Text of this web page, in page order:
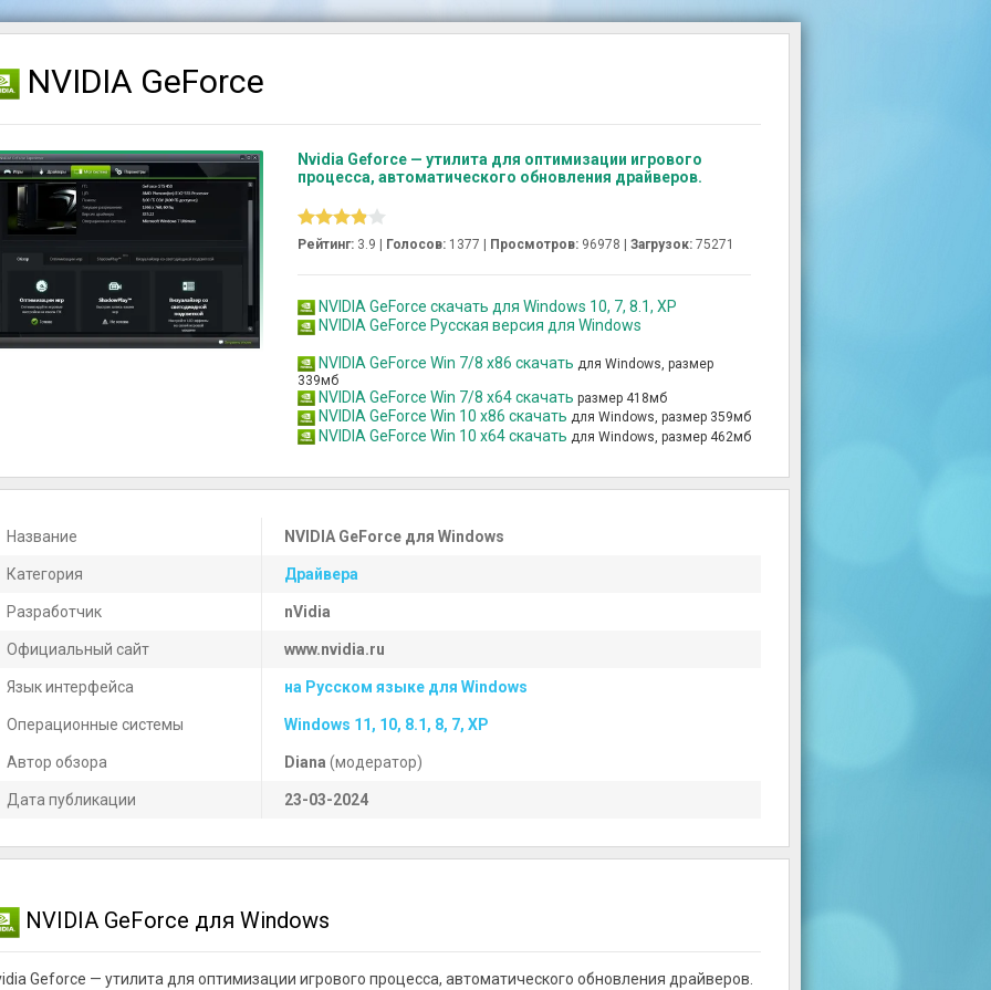
NVIDIA GeForce
Nvidia Geforce — утилита для оптимизации игрового
процесса, автоматического обновления драйверов.
Рейтинг: 3.9 | Голосов: 1377 Просмотров: 96978 | Загрузок: 75271
NVIDIA GeForce скачать для Windows 10, 7, 8.1, XP
NVIDIA GeForce Русская версия для Windows
NVIDIA GeForce Win 7/8 x86 скачать для Windows, размер
339мб
NVIDIA GeForce Win 7/8 x64 скачать размер 418мб
NVIDIA GeForce Win 10 x86 скачать для Windows, размер 359мб
NVIDIA GeForce Win 10 x64 скачать для Windows, размер 462мб
Название NVIDIA GeForce для Windows
Категория Драйвера
Разработчик nVidia
Официальный сайт www.nvidia.ru
Язык интерфейса на Русском языке для Windows
Операционные системы Windows 11, 10, 8.1, 8, 7, XP
Автор обзора Diana (модератор)
Дата публикации 23-03-2024
NVIDIA GeForce для Windows
Geforce — утилита для оптимизации игрового процесса, автоматического обновления драйверов.